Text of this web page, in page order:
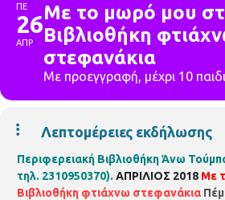
ΠΕ
26
ΑΠΡ
Με το μωρό μου
Βιβλιοθήκη
στεφανάκια
Με προεγγραφή, μέχρι 10
Λεπτομέρειες εκδήλωσης
Περιφερειακή Βιβλιοθήκη Άνω
τηλ. 2310950370). ΑΠΡΙΛΙΟΣ 2018 Με
Βιβλιοθήκη φτιάχνω στεφανάκια